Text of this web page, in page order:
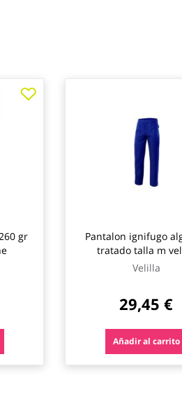
gr
Pantalon ignifugo
tratado talla m
Velilla
29,45 €
Añadir al carrito